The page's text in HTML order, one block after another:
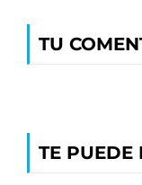
TU
TE PUEDE